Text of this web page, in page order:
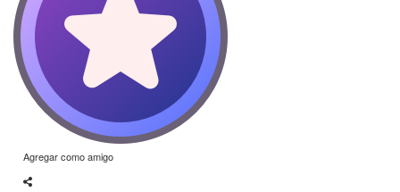
Agregar como amigo